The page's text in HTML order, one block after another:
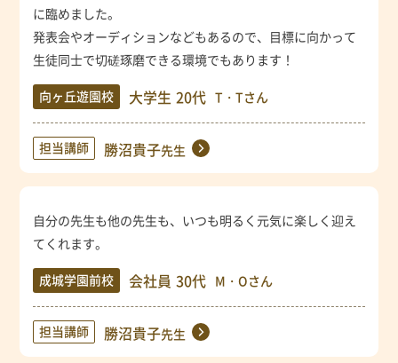
に臨めました。
発表会やオーディションなどもあるので、目標に向かって
生徒同士で切磋琢磨できる環境でもあります！
向ヶ丘遊園校 大学生 20代 T・Tさん
担当講師 勝沼貴子先生
自分の先生も他の先生も、いつも明るく元気に楽しく迎え
てくれます。
成城学園前校 会社員 30代 M・Oさん
担当講師 勝沼貴子先生